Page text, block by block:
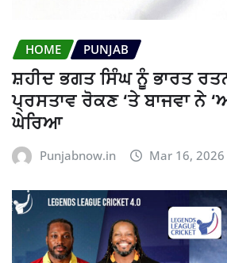
HOME PUNJAB
ਸ਼ਹੀਦ ਭਗਤ ਸਿੰਘ ਨੂੰ ਭਾਰਤ
ਪ੍ਰਸਤਾਵ ਰੋਕਣ ‘ਤੇ ਬਾਜਵਾ ਨੇ
ਘੇਰਿਆ
Punjabnow.in Mar 16, 2026